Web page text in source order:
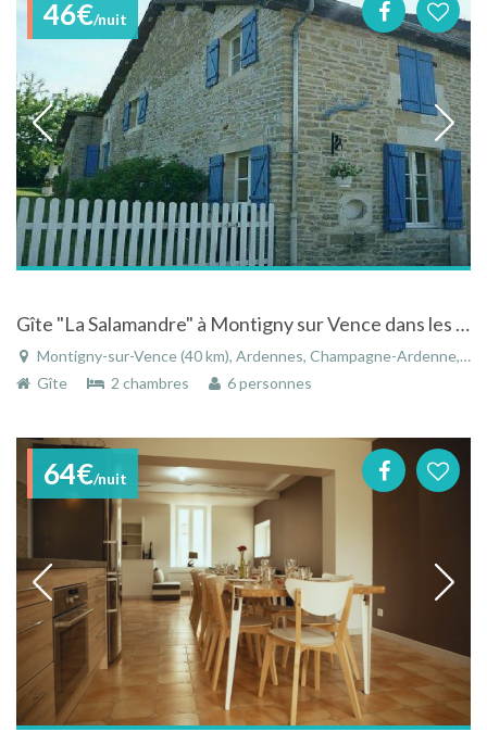
46€/nuit
Gîte "La Salamandre" à Montigny sur Vence dans les ardennes
Montigny-sur-Vence (40 km), Ardennes, Champagne-Ardenne, Grand Est, France
Gîte
2 chambres 6 personnes
64€/nuit